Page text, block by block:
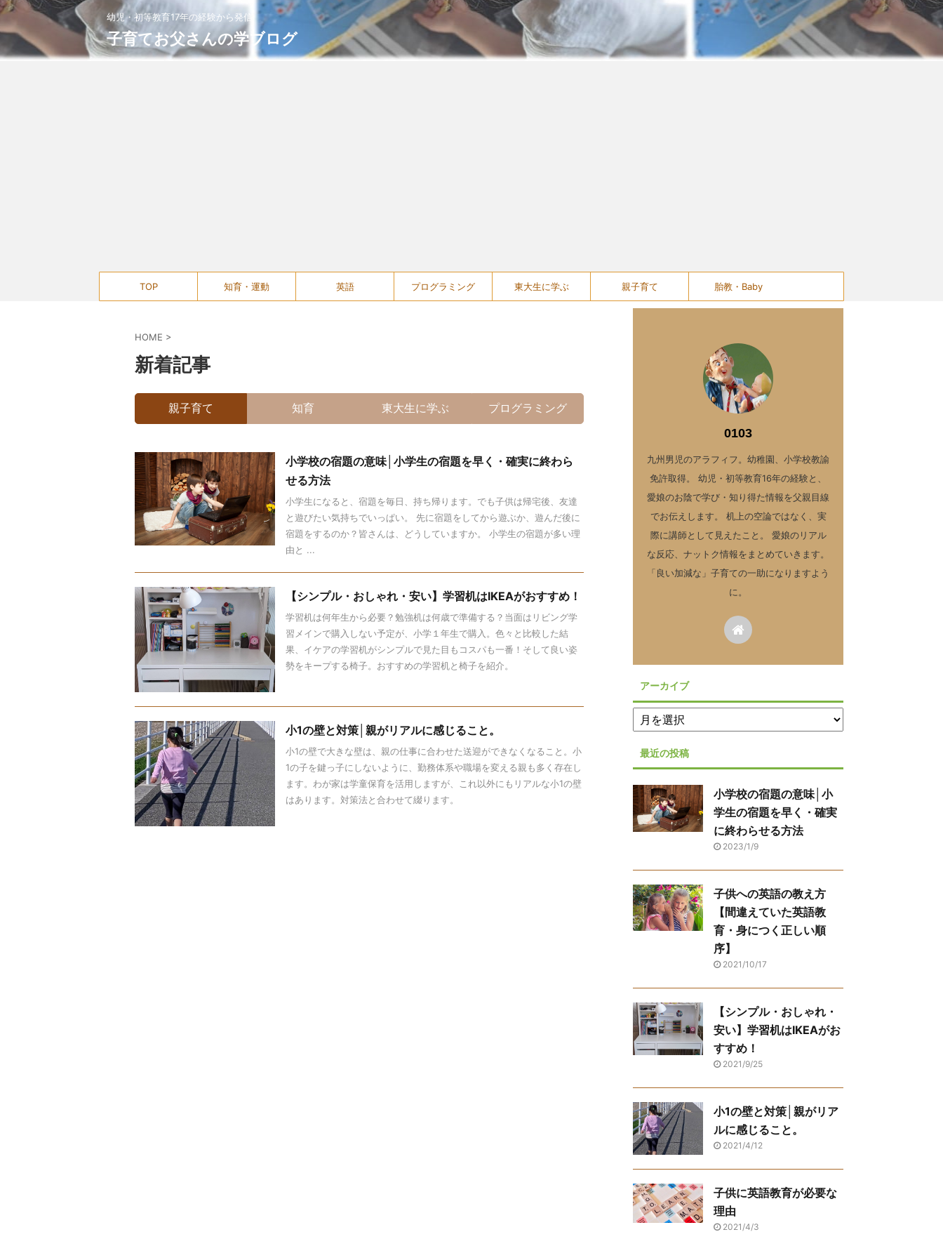
幼児・初等教育17年の経験から発信
子育てお父さんの学ブログ
TOP 知育・運動 英語 プログラミング 東大生に学ぶ 親子育て 胎教・Baby
HOME >
新着記事
親子育て 知育 東大生に学ぶ プログラミング
小学校の宿題の意味│小学生の宿題を早く・確実に終わら
せる方法
小学生になると、宿題を毎日、持ち帰ります。でも子供は帰宅後、友達
と遊びたい気持ちでいっぱい。 先に宿題をしてから遊ぶか、遊んだ後に
宿題をするのか？皆さんは、どうしていますか。 小学生の宿題が多い理
由と ...
【シンプル・おしゃれ・安い】学習机はIKEAがおすすめ！
学習机は何年生から必要？勉強机は何歳で準備する？当面はリビング学
習メインで購入しない予定が、小学１年生で購入。色々と比較した結
果、イケアの学習机がシンプルで見た目もコスパも一番！そして良い姿
勢をキープする椅子。おすすめの学習机と椅子を紹介。
小1の壁と対策│親がリアルに感じること。
小1の壁で大きな壁は、親の仕事に合わせた送迎ができなくなること。小
1の子を鍵っ子にしないように、勤務体系や職場を変える親も多く存在し
ます。わが家は学童保育を活用しますが、これ以外にもリアルな小1の壁
はあります。対策法と合わせて綴ります。
0103
九州男児のアラフィフ。幼稚園、小学校教諭
免許取得。 幼児・初等教育16年の経験と、
愛娘のお陰で学び・知り得た情報を父親目線
でお伝えします。 机上の空論ではなく、実
際に講師として見えたこと。 愛娘のリアル
な反応、ナットク情報をまとめていきます。
「良い加減な」子育ての一助になりますよう
に。
アーカイブ
最近の投稿
小学校の宿題の意味│小
学生の宿題を早く・確実
に終わらせる方法
2023/1/9
子供への英語の教え方
【間違えていた英語教
育・身につく正しい順
序】
2021/10/17
【シンプル・おしゃれ・
安い】学習机はIKEAがお
すすめ！
2021/9/25
小1の壁と対策│親がリア
ルに感じること。
2021/4/12
子供に英語教育が必要な
理由
2021/4/3